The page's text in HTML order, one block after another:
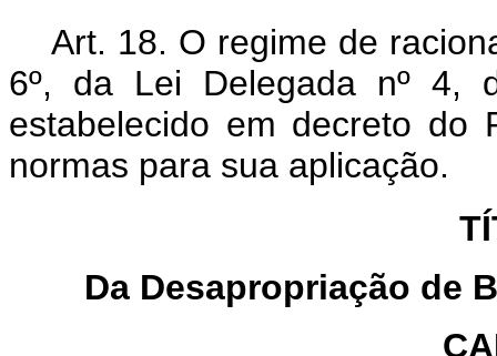
Art. 18. O regime de
6º, da Lei Delegada nº 4,
estabelecido em decreto do
normas para sua aplicação.
Da Desapropriação de